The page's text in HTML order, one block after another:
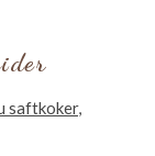
saftkoker,